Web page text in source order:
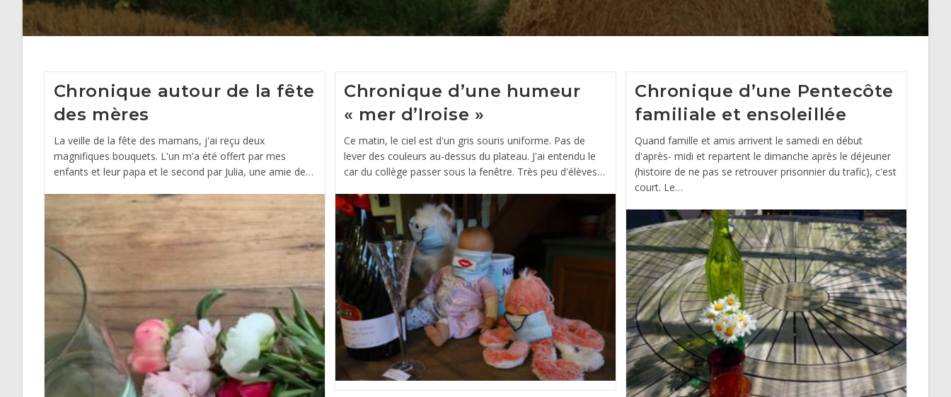
Chronique autour de la fête
des mères
La veille de la fête des mamans, j'ai reçu deux
magnifiques bouquets. L'un m'a été offert par mes
enfants et leur papa et le second par Julia, une amie de…
Chronique d’une humeur
« mer d’Iroise »
Ce matin, le ciel est d'un gris souris uniforme. Pas de
lever des couleurs au-dessus du plateau. J'ai entendu le
car du collège passer sous la fenêtre. Très peu d'élèves…
Chronique d’une Pentecôte
familiale et ensoleillée
Quand famille et amis arrivent le samedi en début
d'après- midi et repartent le dimanche après le déjeuner
(histoire de ne pas se retrouver prisonnier du trafic), c'est
court. Le…